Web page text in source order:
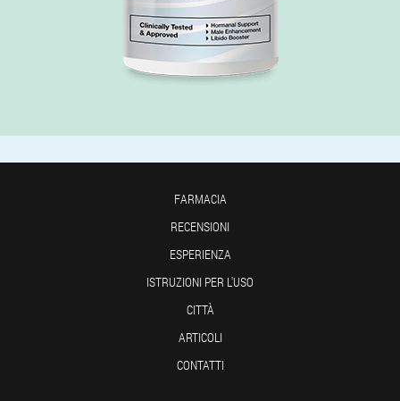
FARMACIA
RECENSIONI
ESPERIENZA
ISTRUZIONI PER L'USO
CITTÀ
ARTICOLI
CONTATTI